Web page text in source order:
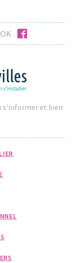
facebook
s'informer et bien